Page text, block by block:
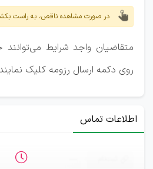
در صورت مشاهده ناقص، به راست
متقاضیان واجد شرایط
روی دکمه ارسال رزومه کلیک
اطلاعات تماس